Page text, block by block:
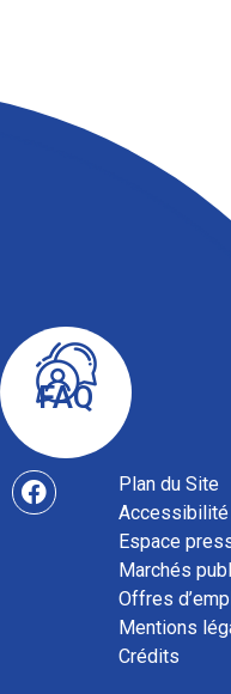
FAQ
Plan du Site
Accessibilité
Espace
Marchés
Offres
Mentions
Crédits